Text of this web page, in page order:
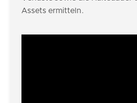
Assets ermitteln.